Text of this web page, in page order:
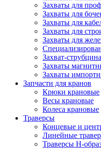
Захваты для
Захваты для
Захваты для
Захваты для
Захваты для
Захват-струбцина
Захваты
Захваты
Запчасти для кранов
Крюки крановые
Весы крановые
Колеса крановые
Траверсы
Концевые и
Линейные
Траверсы Н-